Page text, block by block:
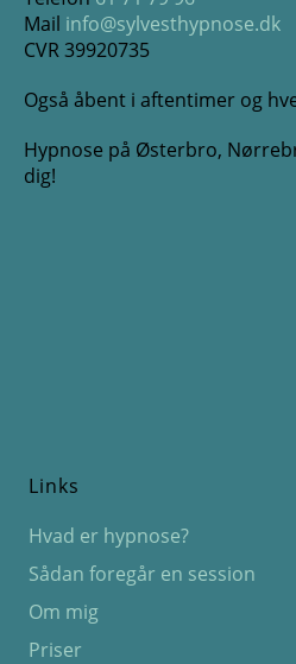
Mail info@sylvesthypnose.dk
CVR 39920735
Også åbent i aftentimer og
Hypnose på Østerbro,
dig!
Links
Hvad er hypnose?
Sådan foregår en session
Om mig
Priser